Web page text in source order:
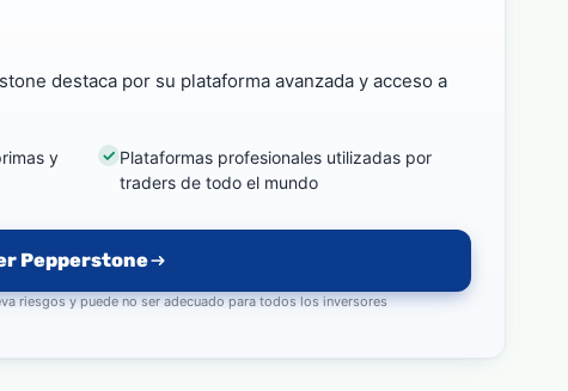
destaca por su plataforma avanzada y acceso a
y
Plataformas profesionales utilizadas por
traders de todo el mundo
Pepperstone
riesgos y puede no ser adecuado para todos los inversores